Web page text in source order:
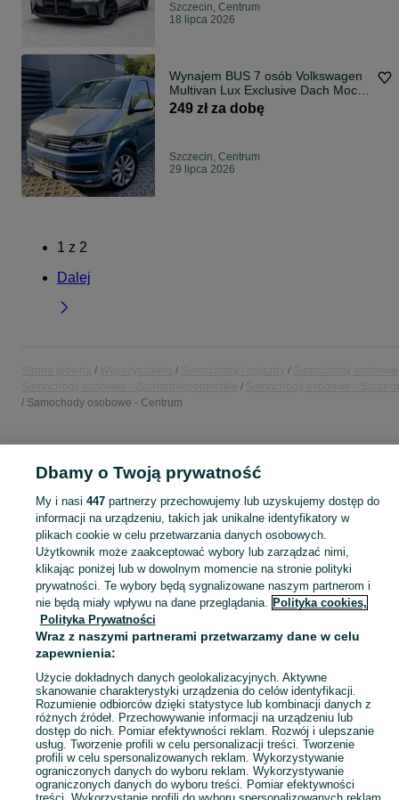
Szczecin, Centrum
18 lipca 2026
Wynajem BUS 7 osób Volkswagen
Multivan Lux Exclusive Dach Moc
204 4x4motion Hak przewóz osób
249 zł za dobę
Szczecin, Centrum
29 lipca 2026
1 z 2
Dalej
Samochody osobowe - Centrum
wypożyczalnia samochodów
Poszukujesz wypożyczalni samochodów osobowych? Sprawdź oferty wynajmu aut w kategorii Wypożyczalnia na OLX i wybierz idealny samochód! Szczecin i okolice Zobacz
Mapa kategorii
Mapa miejscowości
Mapa ministron
Popularne wyszukiwania
Dbamy o Twoją prywatność
My i nasi 447partnerzy przechowujemy lub uzyskujemy dostęp do
informacji na urządzeniu, takich jak unikalne identyfikatory w
plikach cookie w celu przetwarzania danych osobowych.
Użytkownik może zaakceptować wybory lub zarządzać nimi,
klikając poniżej lub w dowolnym momencie na stronie polityki
prywatności. Te wybory będą sygnalizowane naszym partnerom i
nie będą miały wpływu na dane przeglądania. Polityka cookies,
Polityka Prywatności
Wraz z naszymi partnerami przetwarzamy dane w celu
zapewnienia:
Użycie dokładnych danych geolokalizacyjnych. Aktywne
skanowanie charakterystyki urządzenia do celów identyfikacji.
Rozumienie odbiorców dzięki statystyce lub kombinacji danych z
różnych źródeł. Przechowywanie informacji na urządzeniu lub
dostęp do nich. Pomiar efektywności reklam. Rozwój i ulepszanie
usług. Tworzenie profili w celu personalizacji treści. Tworzenie
profili w celu spersonalizowanych reklam. Wykorzystywanie
ograniczonych danych do wyboru reklam. Wykorzystywanie
ograniczonych danych do wyboru treści. Pomiar efektywności